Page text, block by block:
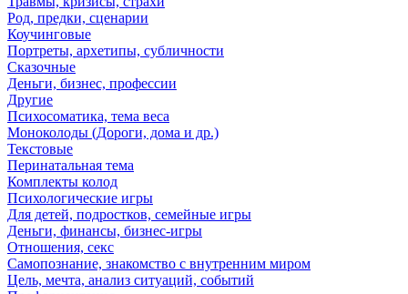
Род, предки, сценарии
Коучинговые
Портреты, архетипы, субличности
Сказочные
Деньги, бизнес, профессии
Другие
Психосоматика, тема веса
Моноколоды (Дороги, дома и др.)
Текстовые
Перинатальная тема
Комплекты колод
Психологические игры
Для детей, подростков, семейные игры
Деньги, финансы, бизнес-игры
Отношения, секс
Самопознание, знакомство с внутренним миром
Цель, мечта, анализ ситуаций, событий